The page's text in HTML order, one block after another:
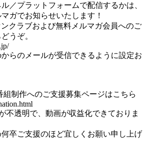
／プラットフォームで配信するかは、
ガでお知らせいたします！
クラブおよび無料メルマガ会員へのご
うぞ。
からのメールが受信できるように設定お
組制作へのご支援募集ページはこちら
不透明で、動画が収益化できておりま
卒ご支援のほど宜しくお願い申し上げ